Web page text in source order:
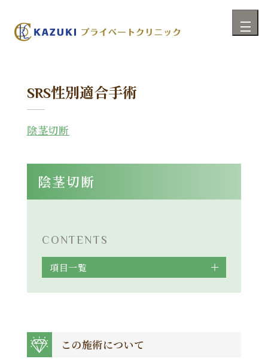
SRS性別適合手術
陰茎切断
陰茎切断
CONTENTS
項目一覧
この施術について